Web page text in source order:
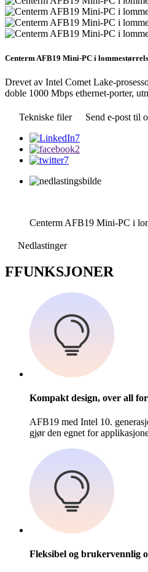
Centerm AFB19 Mini-PC i
Drevet av Intel Comet Lake-
doble 1000 Mbps ethernet-porter,
Tekniske filer Send e-post til
Centerm AFB19 Mini-PC i
Nedlastinger
FFUNKSJONER
Kompakt design, over all
AFB19 med Intel 10.
gjør den egnet for
Fleksibel og brukervennlig